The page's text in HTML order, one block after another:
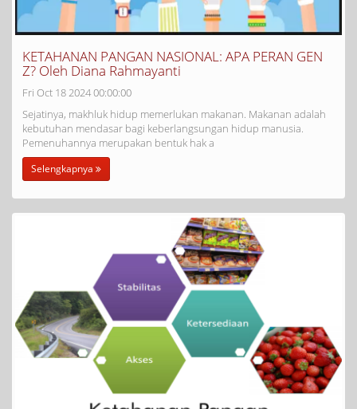
KETAHANAN PANGAN NASIONAL: APA PERAN GEN
Z? Oleh Diana Rahmayanti
Fri Oct 18 2024 00:00:00
Sejatinya, makhluk hidup memerlukan makanan. Makanan adalah
kebutuhan mendasar bagi keberlangsungan hidup manusia.
Pemenuhannya merupakan bentuk hak a
Selengkapnya